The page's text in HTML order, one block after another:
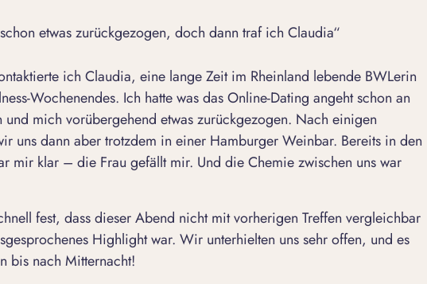
etwas zurückgezogen, doch dann traf ich Claudia“
ich Claudia, eine lange Zeit im Rheinland lebende BWLerin
Wochenendes. Ich hatte was das Online-Dating angeht schon an
mich vorübergehend etwas zurückgezogen. Nach einigen
uns dann aber trotzdem in einer Hamburger Weinbar. Bereits in den
mir klar – die Frau gefällt mir. Und die Chemie zwischen uns war
fest, dass dieser Abend nicht mit vorherigen Treffen vergleichbar
Highlight war. Wir unterhielten uns sehr offen, und es
bis nach Mitternacht!